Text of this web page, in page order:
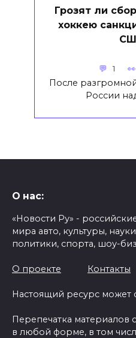
Грозят ли
хоккею
1
После
России
О нас:
«Новости Ру» -
мира авто, культуры,
политики, спорта, шоу-
О проекте Контакты
Настоящий ресурс может
Перепечатка материалов
в любой форме, в том